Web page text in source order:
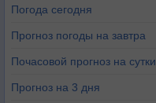
Погода сегодня
Прогноз погоды на завтра
Почасовой прогноз на сутки
Прогноз на 3 дня